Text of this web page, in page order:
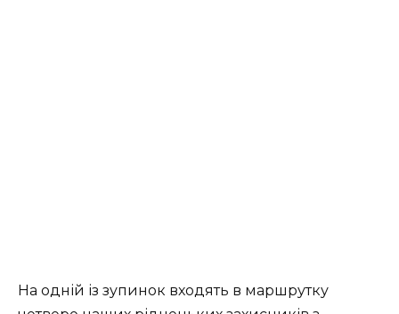
На одній із зупинок входять в маршрутку